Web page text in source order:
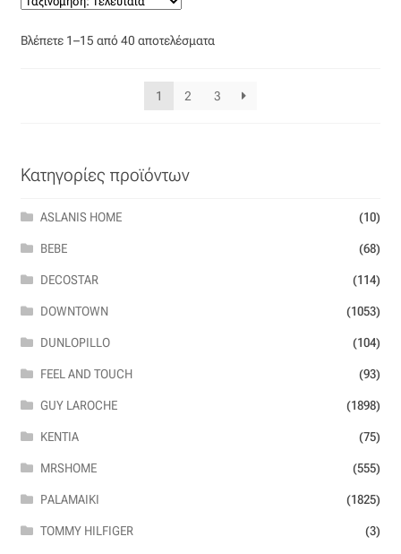
Βλέπετε 1–15 από 40 αποτελέσματαSorted
1
2 3
Κατηγορίες προϊόντων
ASLANIS HOME (10)
BEBE (68)
DECOSTAR (114)
DOWNTOWN (1053)
DUNLOPILLO (104)
FEEL AND TOUCH (93)
GUY LAROCHE (1898)
KENTIA (75)
MRSHOME (555)
PALAMAIKI (1825)
TOMMY HILFIGER (3)